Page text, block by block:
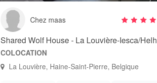
Chez maas
COLOCATION
La Louvière, Haine-Saint-Pierre, Belgique